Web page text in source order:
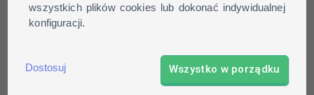
wszystkich plików cookies lub dokonać indywidualnej
konfiguracji.
Dostosuj Wszystko w porządku
Pieszy
Jak zainstalować skin?